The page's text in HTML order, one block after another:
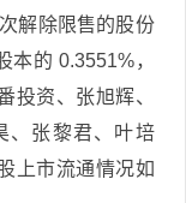
解除限售的股份
的 0.3551%，
投资、张旭辉、
、张黎君、叶培
上市流通情况如